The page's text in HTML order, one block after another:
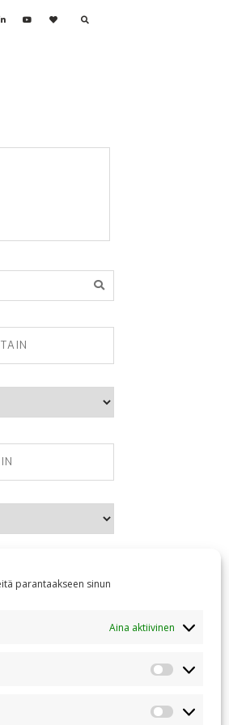
parantaakseen sinun
Aina aktiivinen
Tilastointi